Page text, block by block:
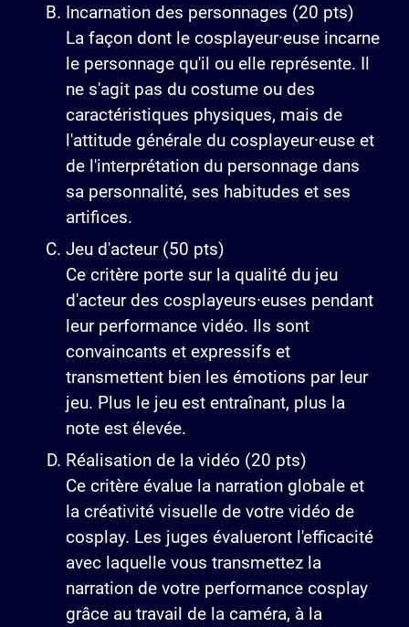
Incarnation des personnages (20 pts)
La façon dont le cosplayeur·euse incarne
le personnage qu'il ou elle représente. Il
ne s'agit pas du costume ou des
caractéristiques physiques, mais de
l'attitude générale du cosplayeur·euse et
de l'interprétation du personnage dans
sa personnalité, ses habitudes et ses
artifices.
Jeu d'acteur (50 pts)
Ce critère porte sur la qualité du jeu
d'acteur des cosplayeurs·euses pendant
leur performance vidéo. Ils sont
convaincants et expressifs et
transmettent bien les émotions par leur
jeu. Plus le jeu est entraînant, plus la
note est élevée.
Réalisation de la vidéo (20 pts)
Ce critère évalue la narration globale et
la créativité visuelle de votre vidéo de
cosplay. Les juges évalueront l'efficacité
avec laquelle vous transmettez la
narration de votre performance cosplay
grâce au travail de la caméra, à la